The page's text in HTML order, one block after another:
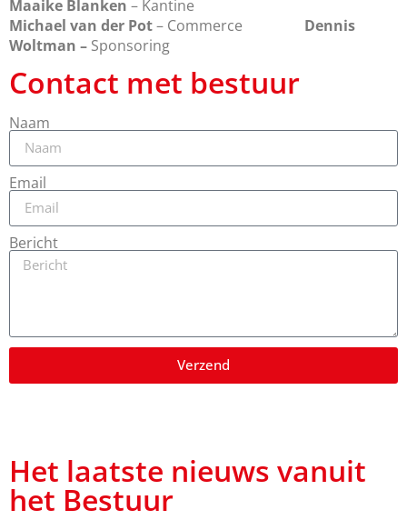
Maaike Blanken – Kantine
Michael van der Pot– Commerce Dennis
Woltman – Sponsoring
Contact met bestuur
Naam
Email
Bericht
Verzend
Het laatste nieuws vanuit
het Bestuur